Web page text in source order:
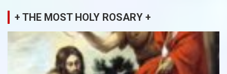
+ THE MOST HOLY ROSARY +